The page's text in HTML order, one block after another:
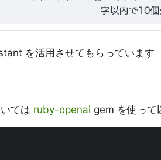
を活用させてもらっています
ては ruby-openai gem を使って